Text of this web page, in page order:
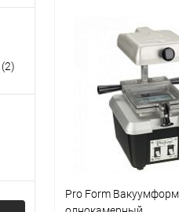
(2)
Pro Form